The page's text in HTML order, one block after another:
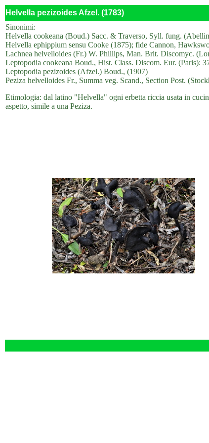
Helvella pezizoides Afzel. (1783)
Sinonimi:
Helvella cookeana (Boud.) Sacc. & Traverso, Syll. fung.
Helvella ephippium sensu Cooke (1875); fide Cannon,
Lachnea helvelloides (Fr.) W. Phillips, Man. Brit. Discomyc.
Leptopodia cookeana Boud., Hist. Class. Discom. Eur. (Paris):
Leptopodia pezizoides (Afzel.) Boud., (1907)
Peziza helvelloides Fr., Summa veg. Scand., Section Post.
Etimologia: dal latino "Helvella" ogni erbetta riccia usata in
aspetto, simile a una Peziza.